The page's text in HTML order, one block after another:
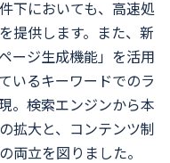
下においても、高速処
提供します。また、新
ージ生成機能」を活用
いるキーワードでのラ
。検索エンジンから本
拡大と、コンテンツ制
両立を図りました。